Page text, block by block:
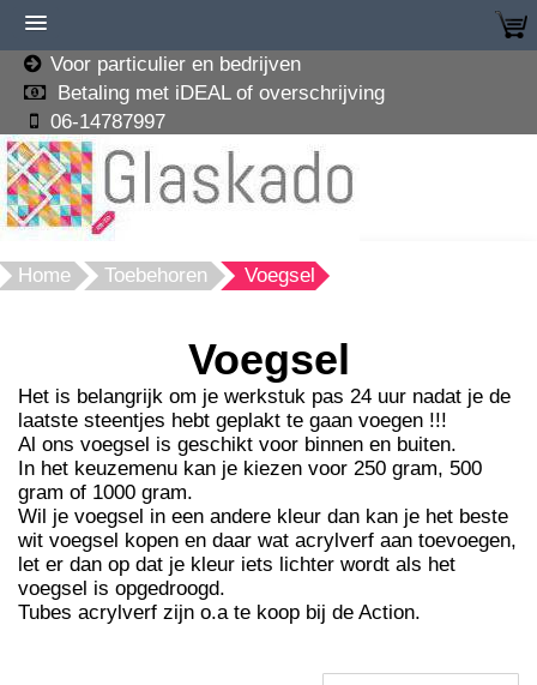
Voor particulier en bedrijven
Betaling met iDEAL of overschrijving
06-14787997
Home Toebehoren Voegsel
Voegsel
Het is belangrijk om je werkstuk pas 24 uur nadat je de
laatste steentjes hebt geplakt te gaan voegen !!!
Al ons voegsel is geschikt voor binnen en buiten.
In het keuzemenu kan je kiezen voor 250 gram, 500
gram of 1000 gram.
Wil je voegsel in een andere kleur dan kan je het beste
wit voegsel kopen en daar wat acrylverf aan toevoegen,
let er dan op dat je kleur iets lichter wordt als het
voegsel is opgedroogd.
Tubes acrylverf zijn o.a te koop bij de Action.